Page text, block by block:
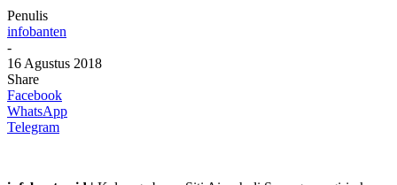
Penulis
infobanten
-
16 Agustus 2018
Share
Facebook
WhatsApp
Telegram